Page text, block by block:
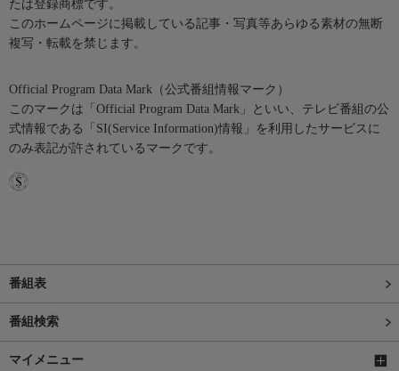
たは登録商標です。
このホームページに掲載している記事・写真等あらゆる素材の無断
複写・転載を禁じます。
Official Program Data Mark（公式番組情報マーク）
このマークは「Official Program Data Mark」といい、テレビ番組の公
式情報である「SI(Service Information)情報」を利用したサービスに
のみ表記が許されているマークです。
番組表
番組検索
マイメニュー